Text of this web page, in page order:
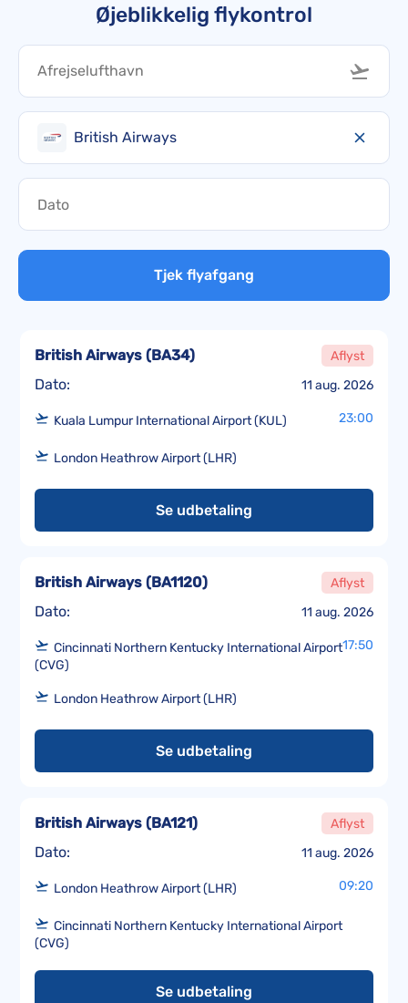
Øjeblikkelig flykontrol
British Airways
Tjek flyafgang
Dato: 11 aug. 2026
British Airways (BA34) Aflyst
Kuala Lumpur International Airport (KUL) 23:00
London Heathrow Airport (LHR)
Se udbetaling
Dato: 11 aug. 2026
British Airways (BA1120) Aflyst
Cincinnati Northern Kentucky International Airport
(CVG)
17:50
London Heathrow Airport (LHR)
Se udbetaling
Dato: 11 aug. 2026
British Airways (BA121) Aflyst
London Heathrow Airport (LHR) 09:20
Cincinnati Northern Kentucky International Airport
(CVG)
Se udbetaling